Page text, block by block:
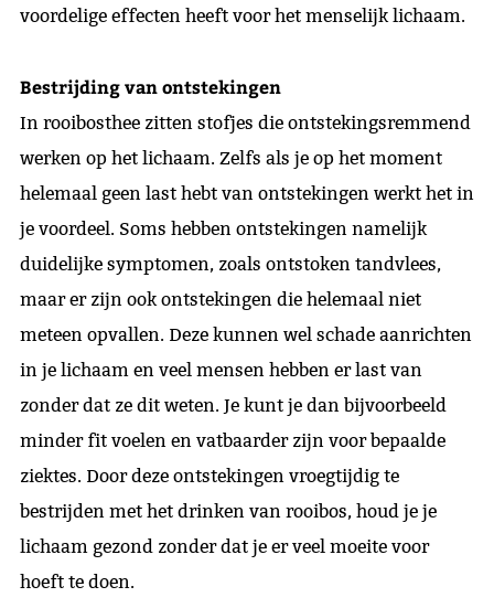
voordelige effecten heeft voor het menselijk lichaam.
Bestrijding van ontstekingen
In rooibosthee zitten stofjes die ontstekingsremmend
werken op het lichaam. Zelfs als je op het moment
helemaal geen last hebt van ontstekingen werkt het in
je voordeel. Soms hebben ontstekingen namelijk
duidelijke symptomen, zoals ontstoken tandvlees,
maar er zijn ook ontstekingen die helemaal niet
meteen opvallen. Deze kunnen wel schade aanrichten
in je lichaam en veel mensen hebben er last van
zonder dat ze dit weten. Je kunt je dan bijvoorbeeld
minder fit voelen en vatbaarder zijn voor bepaalde
ziektes. Door deze ontstekingen vroegtijdig te
bestrijden met het drinken van rooibos, houd je je
lichaam gezond zonder dat je er veel moeite voor
hoeft te doen.